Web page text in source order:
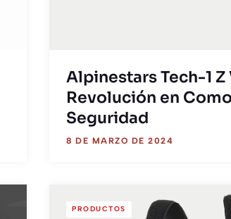
Alpinestars Tech-1 Z
Revolución en
Seguridad
8 DE MARZO DE 2024
PRODUCTOS